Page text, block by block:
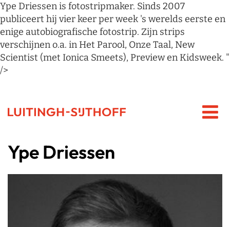
Ype Driessen is fotostripmaker. Sinds 2007
publiceert hij vier keer per week 's werelds eerste en
enige autobiografische fotostrip. Zijn strips
verschijnen o.a. in Het Parool, Onze Taal, New
Scientist (met Ionica Smeets), Preview en Kidsweek. "
/>
Ype Driessen